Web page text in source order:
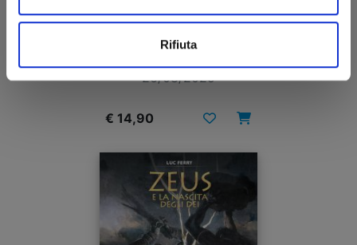
Rifiuta
I PUFFI n. 1
26/08/2025
€ 14,90